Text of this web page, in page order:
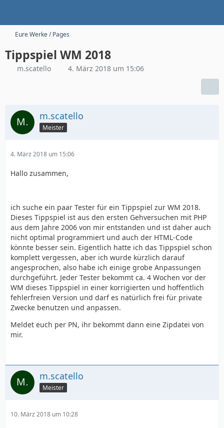
Eure Werke / Pages
Tippspiel WM 2018
m.scatello 4. März 2018 um 15:06
m.scatello
Meister
4. März 2018 um 15:06
Hallo zusammen,
ich suche ein paar Tester für ein Tippspiel zur WM 2018.
Dieses Tippspiel ist aus den ersten Gehversuchen mit PHP
aus dem Jahre 2006 von mir entstanden und ist daher auch
nicht optimal programmiert und auch der HTML-Code
könnte besser sein. Eigentlich hatte ich das Tippspiel schon
komplett vergessen, aber ich wurde kürzlich darauf
angesprochen, also habe ich einige grobe Anpassungen
durchgeführt. Jeder Tester bekommt ca. 4 Wochen vor der
WM dieses Tippspiel in einer korrigierten und hoffentlich
fehlerfreien Version und darf es natürlich frei für private
Zwecke benutzen und anpassen.
Meldet euch per PN, ihr bekommt dann eine Zipdatei von
mir.
m.scatello
Meister
10. März 2018 um 10:28